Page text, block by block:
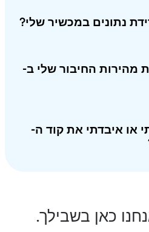
במכשיר שלי?
החיבור שלי ב-
את קוד ה-
כאן בשבילך.